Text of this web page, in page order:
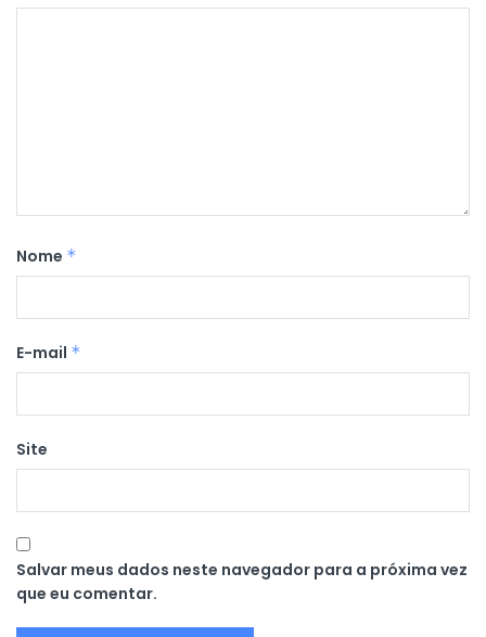
Nome *
E-mail *
Site
Salvar meus dados neste navegador para a próxima vez
que eu comentar.